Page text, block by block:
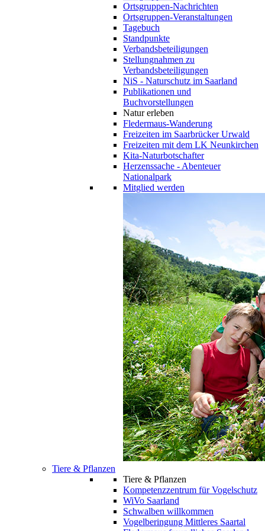
Ortsgruppen-Nachrichten
Ortsgruppen-Veranstaltungen
Tagebuch
Standpunkte
Verbandsbeteiligungen
Stellungnahmen zu
Verbandsbeteiligungen
NiS - Naturschutz im Saarland
Publikationen und
Buchvorstellungen
Natur erleben
Fledermaus-Wanderung
Freizeiten im Saarbrücker Urwald
Freizeiten mit dem LK Neunkirchen
Kita-Naturbotschafter
Herzenssache - Abenteuer
Nationalpark
Mitglied werden
Tiere & Pflanzen
Tiere & Pflanzen
Kompetenzzentrum für Vogelschutz
WiVo Saarland
Schwalben willkommen
Vogelberingung Mittleres Saartal